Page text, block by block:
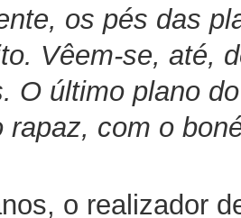
os pés das
Vêem-se, até,
O último plano
rapaz, com o
o realizador